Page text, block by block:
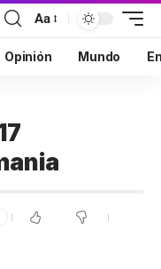
Aa
Opinión Mundo